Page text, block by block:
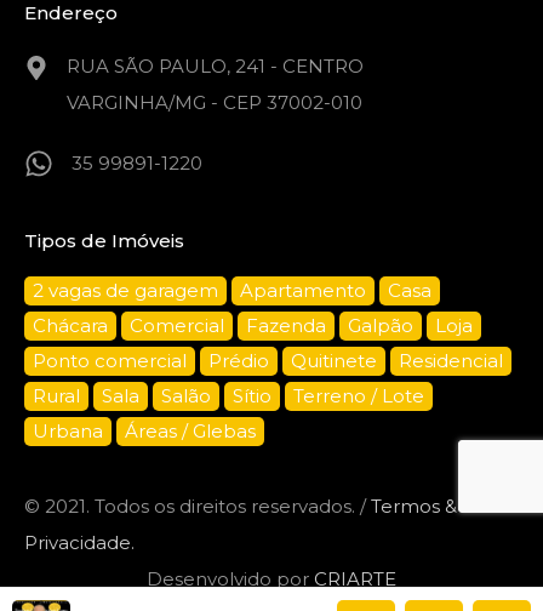
Endereço
RUA SÃO PAULO, 241 - CENTRO
VARGINHA/MG - CEP 37002-010
35 99891-1220
Tipos de Imóveis
2 vagas de garagem Apartamento
Casa
Chácara
Comercial Fazenda Galpão
Loja
Ponto comercial
Prédio Quitinete
Residencial
Rural
Sala Salão Sítio
Terreno / Lote
Urbana
Áreas / Glebas
© 2021. Todos os direitos reservados. /Termos &
Privacidade.
Desenvolvido por CRIARTE